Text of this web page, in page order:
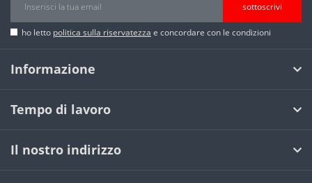
sottoscrivi
ho letto politica sulla riservatezza e concordare con le condizioni
Informazione
Tempo di lavoro
Il nostro indirizzo